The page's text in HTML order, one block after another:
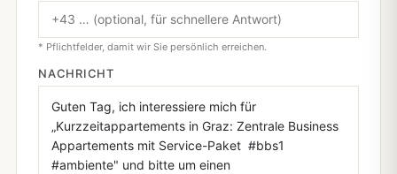
* Pflichtfelder, damit wir Sie persönlich erreichen.
NACHRICHT